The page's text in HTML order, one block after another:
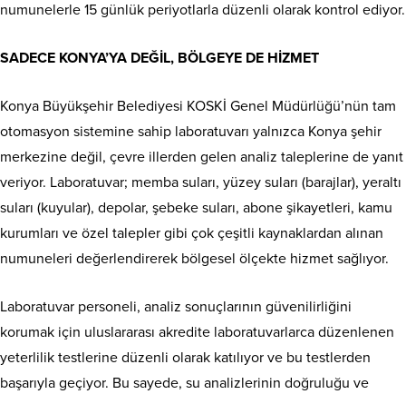
numunelerle 15 günlük periyotlarla düzenli olarak kontrol ediyor.
SADECE KONYA’YA DEĞİL, BÖLGEYE DE HİZMET
Konya Büyükşehir Belediyesi KOSKİ Genel Müdürlüğü’nün tam
otomasyon sistemine sahip laboratuvarı yalnızca Konya şehir
merkezine değil, çevre illerden gelen analiz taleplerine de yanıt
veriyor. Laboratuvar; memba suları, yüzey suları (barajlar), yeraltı
suları (kuyular), depolar, şebeke suları, abone şikayetleri, kamu
kurumları ve özel talepler gibi çok çeşitli kaynaklardan alınan
numuneleri değerlendirerek bölgesel ölçekte hizmet sağlıyor.
Laboratuvar personeli, analiz sonuçlarının güvenilirliğini
korumak için uluslararası akredite laboratuvarlarca düzenlenen
yeterlilik testlerine düzenli olarak katılıyor ve bu testlerden
başarıyla geçiyor. Bu sayede, su analizlerinin doğruluğu ve